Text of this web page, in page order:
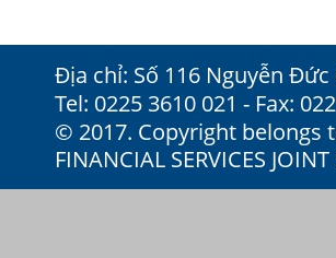
Địa chỉ: Số 116 Nguyễn Đức
Tel: 0225 3610 021 - Fax:
© 2017. Copyright belongs
FINANCIAL SERVICES